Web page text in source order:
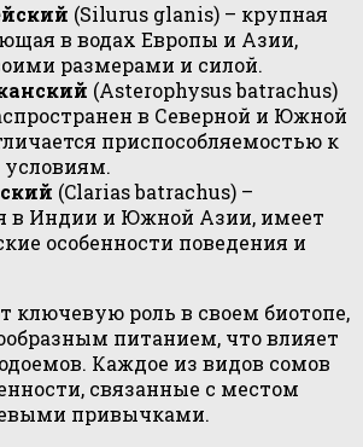
(Silurus glanis) – крупная
в водах Европы и Азии,
размерами и силой.
(Asterophysus batrachus)
в Северной и Южной
приспособляемостью к
(Clarias batrachus) –
в Индии и Южной Азии, имеет
особенности поведения и
ключевую роль в своем биотопе,
питанием, что влияет
Каждое из видов сомов
связанные с местом
привычками.